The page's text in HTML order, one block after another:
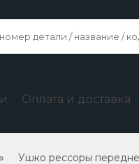
Оплата и доставка
» Ушко рессоры